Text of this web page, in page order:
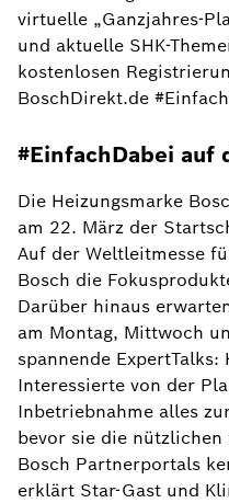
virtuelle „Ganzjahres-
und aktuelle SHK-
kostenlosen
BoschDirekt.de
#EinfachDabei auf
Die Heizungsmarke
am 22. März der
Auf der Weltleitmesse
Bosch die
Darüber hinaus
am Montag, Mittwoch
spannende
Interessierte von der
Inbetriebnahme alles
bevor sie die
Bosch Partnerportals
erklärt Star-Gast und